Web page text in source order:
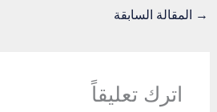
→ المقالة السابقة
اترك تعليقاً